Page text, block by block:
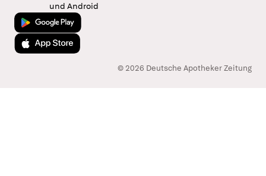
und Android
Jetzt bei Google Play
Laden im App Store
© 2026 Deutsche Apotheker Zeitung